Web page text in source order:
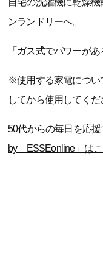
自宅の洗濯機に乾燥
ンランドリーへ。
「ガス式でパワーが
※使用する家電につい
してから使用してくだ
50代からの毎日を応
by ESSEonline」はこ